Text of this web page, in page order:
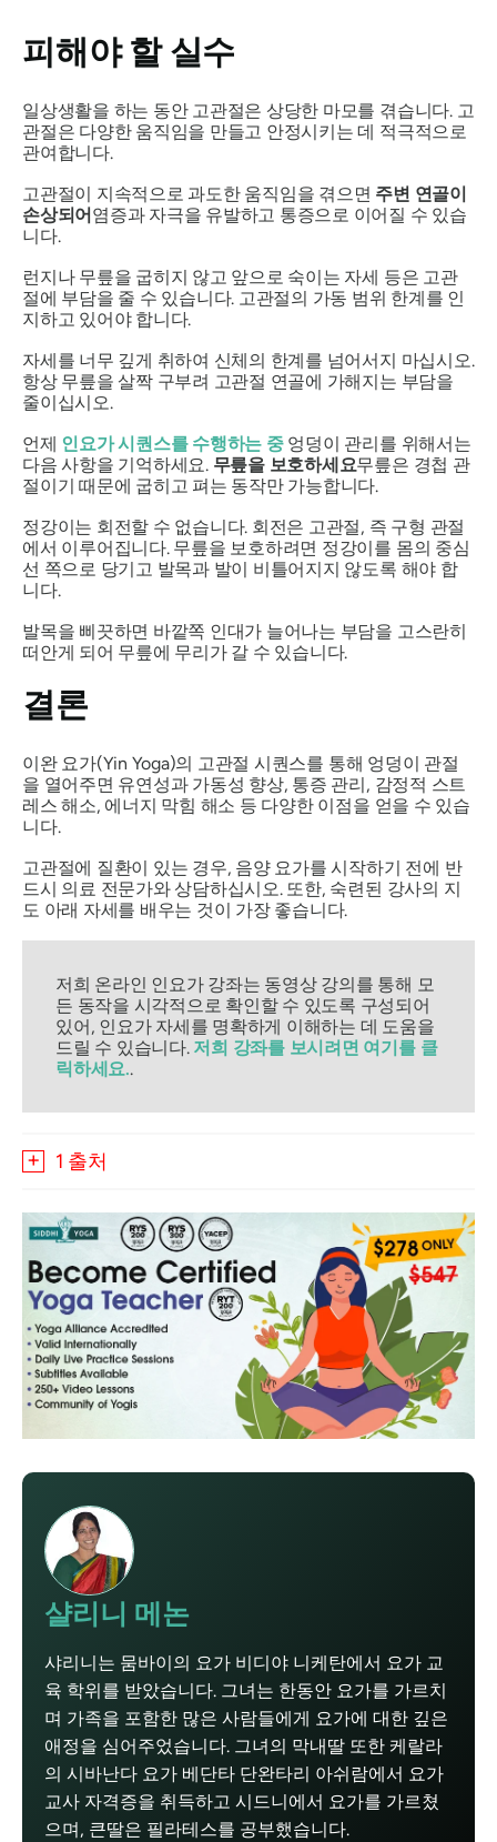
피해야 할 실수
일상생활을 하는 동안 고관절은 상당한 마모를 겪습니다. 고
관절은 다양한 움직임을 만들고 안정시키는 데 적극적으로
관여합니다.
고관절이 지속적으로 과도한 움직임을 겪으면 주변 연골이
손상되어염증과 자극을 유발하고 통증으로 이어질 수 있습
니다.
런지나 무릎을 굽히지 않고 앞으로 숙이는 자세 등은 고관
절에 부담을 줄 수 있습니다. 고관절의 가동 범위 한계를 인
지하고 있어야 합니다.
자세를 너무 깊게 취하여 신체의 한계를 넘어서지 마십시오.
항상 무릎을 살짝 구부려 고관절 연골에 가해지는 부담을
줄이십시오.
언제 인요가 시퀀스를 수행하는 중엉덩이 관리를 위해서는
다음 사항을 기억하세요. 무릎을 보호하세요무릎은 경첩 관
절이기 때문에 굽히고 펴는 동작만 가능합니다.
정강이는 회전할 수 없습니다. 회전은 고관절, 즉 구형 관절
에서 이루어집니다. 무릎을 보호하려면 정강이를 몸의 중심
선 쪽으로 당기고 발목과 발이 비틀어지지 않도록 해야 합
니다.
발목을 삐끗하면 바깥쪽 인대가 늘어나는 부담을 고스란히
떠안게 되어 무릎에 무리가 갈 수 있습니다.
결론
이완 요가(Yin Yoga)의 고관절 시퀀스를 통해 엉덩이 관절
을 열어주면 유연성과 가동성 향상, 통증 관리, 감정적 스트
레스 해소, 에너지 막힘 해소 등 다양한 이점을 얻을 수 있습
니다.
고관절에 질환이 있는 경우, 음양 요가를 시작하기 전에 반
드시 의료 전문가와 상담하십시오. 또한, 숙련된 강사의 지
도 아래 자세를 배우는 것이 가장 좋습니다.
저희 온라인 인요가 강좌는 동영상 강의를 통해 모
든 동작을 시각적으로 확인할 수 있도록 구성되어
있어, 인요가 자세를 명확하게 이해하는 데 도움을
드릴 수 있습니다. 저희 강좌를 보시려면 여기를 클
릭하세요..
1 출처
샬리니 메논
샤리니는 뭄바이의 요가 비디야 니케탄에서 요가 교
육 학위를 받았습니다. 그녀는 한동안 요가를 가르치
며 가족을 포함한 많은 사람들에게 요가에 대한 깊은
애정을 심어주었습니다. 그녀의 막내딸 또한 케랄라
의 시바난다 요가 베단타 단완타리 아쉬람에서 요가
교사 자격증을 취득하고 시드니에서 요가를 가르쳤
으며, 큰딸은 필라테스를 공부했습니다.